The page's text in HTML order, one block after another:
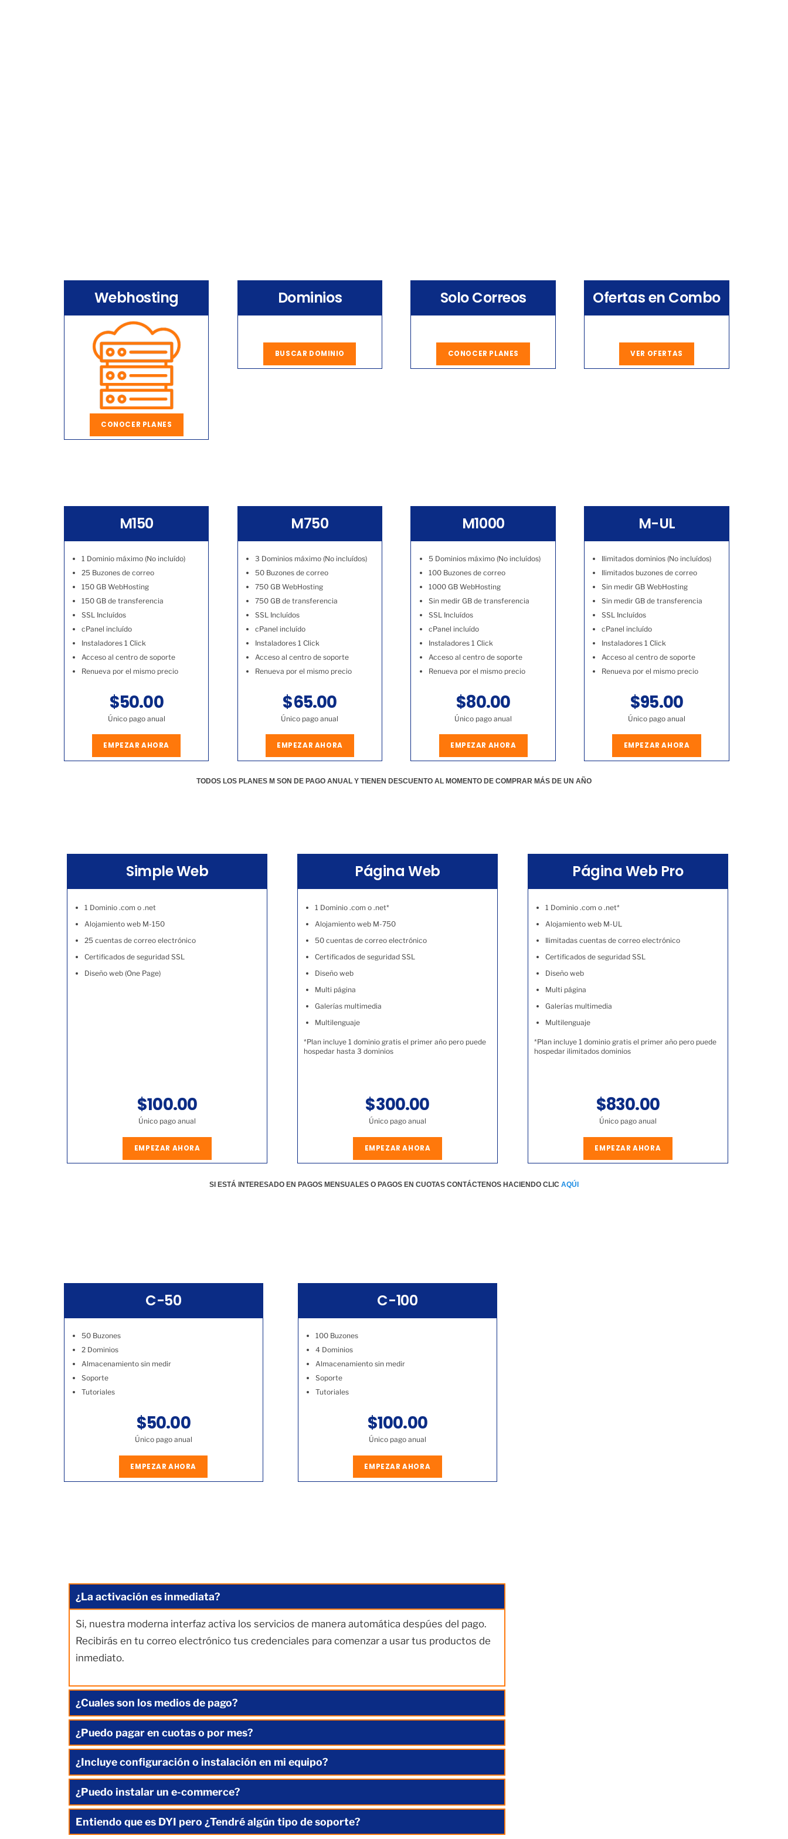
Webhosting
CONOCER PLANES
Dominios
BUSCAR DOMINIO
Solo Correos
CONOCER PLANES
Ofertas en Combo
VER OFERTAS
M150
1 Dominio máximo (No incluído)
25 Buzones de correo
150 GB WebHosting
150 GB de transferencia
SSL Incluídos
cPanel incluído
Instaladores 1 Click
Acceso al centro de soporte
Renueva por el mismo precio
$50.00
Único pago anual
EMPEZAR AHORA
M750
3 Dominios máximo (No incluídos)
50 Buzones de correo
750 GB WebHosting
750 GB de transferencia
SSL Incluídos
cPanel incluído
Instaladores 1 Click
Acceso al centro de soporte
Renueva por el mismo precio
$65.00
Único pago anual
EMPEZAR AHORA
M1000
5 Dominios máximo (No incluídos)
100 Buzones de correo
1000 GB WebHosting
Sin medir GB de transferencia
SSL Incluídos
cPanel incluído
Instaladores 1 Click
Acceso al centro de soporte
Renueva por el mismo precio
$80.00
Único pago anual
EMPEZAR AHORA
M-UL
Ilimitados dominios (No incluídos)
Ilimitados buzones de correo
Sin medir GB WebHosting
Sin medir GB de transferencia
SSL Incluídos
cPanel incluído
Instaladores 1 Click
Acceso al centro de soporte
Renueva por el mismo precio
$95.00
Único pago anual
EMPEZAR AHORA
TODOS LOS PLANES M SON DE PAGO ANUAL Y TIENEN DESCUENTO AL MOMENTO DE COMPRAR MÁS DE UN AÑO
Simple Web
1 Dominio .com o .net
Alojamiento web M-150
25 cuentas de correo electrónico
Certificados de seguridad SSL
Diseño web (One Page)
$100.00
Único pago anual
EMPEZAR AHORA
Página Web
1 Dominio .com o .net*
Alojamiento web M-750
50 cuentas de correo electrónico
Certificados de seguridad SSL
Diseño web
Multi página
Galerías multimedia
Multilenguaje
*Plan incluye 1 dominio gratis el primer año pero puede
hospedar hasta 3 dominios
$300.00
Único pago anual
EMPEZAR AHORA
Página Web Pro
1 Dominio .com o .net*
Alojamiento web M-UL
Ilimitadas cuentas de correo electrónico
Certificados de seguridad SSL
Diseño web
Multi página
Galerías multimedia
Multilenguaje
*Plan incluye 1 dominio gratis el primer año pero puede
hospedar ilimitados dominios
$830.00
Único pago anual
EMPEZAR AHORA
SI ESTÁ INTERESADO EN PAGOS MENSUALES O PAGOS EN CUOTAS CONTÁCTENOS HACIENDO CLIC AQÚI
C-50
50 Buzones
2 Dominios
Almacenamiento sin medir
Soporte
Tutoriales
$50.00
Único pago anual
EMPEZAR AHORA
C-100
100 Buzones
4 Dominios
Almacenamiento sin medir
Soporte
Tutoriales
$100.00
Único pago anual
EMPEZAR AHORA
¿La activación es inmediata?
Si, nuestra moderna interfaz activa los servicios de manera automática despúes del pago.
Recibirás en tu correo electrónico tus credenciales para comenzar a usar tus productos de
inmediato.
¿Cuales son los medios de pago?
¿Puedo pagar en cuotas o por mes?
¿Incluye configuración o instalación en mi equipo?
¿Puedo instalar un e-commerce?
Entiendo que es DYI pero ¿Tendré algún tipo de soporte?